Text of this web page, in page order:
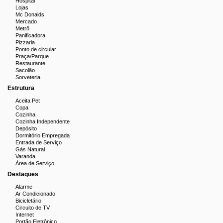
Lojas
Mc Donalds
Mercado
Metrô
Panificadora
Pizzaria
Ponto de circular
Praça/Parque
Restaurante
Sacolão
Sorveteria
Estrutura
Aceita Pet
Copa
Cozinha
Cozinha Independente
Depósito
Dormitório Empregada
Entrada de Serviço
Gás Natural
Varanda
Área de Serviço
Destaques
Alarme
Ar Condicionado
Bicicletário
Circuito de TV
Internet
Portão Eletrônico